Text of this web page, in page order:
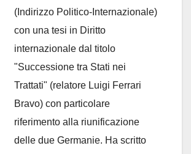
(Indirizzo Politico-Internazionale)
con una tesi in Diritto
internazionale dal titolo
"Successione tra Stati nei
Trattati" (relatore Luigi Ferrari
Bravo) con particolare
riferimento alla riunificazione
delle due Germanie. Ha scritto